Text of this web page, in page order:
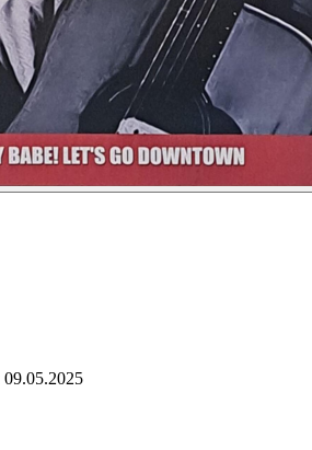
09.05.2025